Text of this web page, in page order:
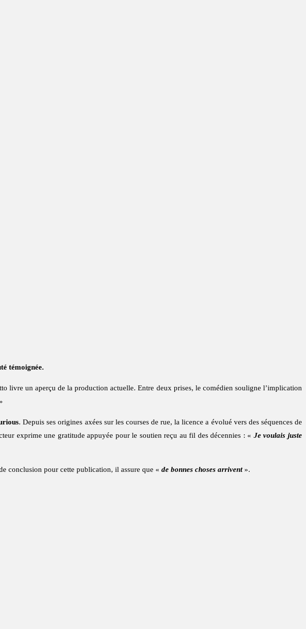
témoignée.
livre un aperçu de la production actuelle. Entre deux prises, le comédien souligne l’implication
. Depuis ses origines axées sur les courses de rue, la licence a évolué vers des séquences de
exprime une gratitude appuyée pour le soutien reçu au fil des décennies : « Je voulais juste
conclusion pour cette publication, il assure que « de bonnes choses arrivent».